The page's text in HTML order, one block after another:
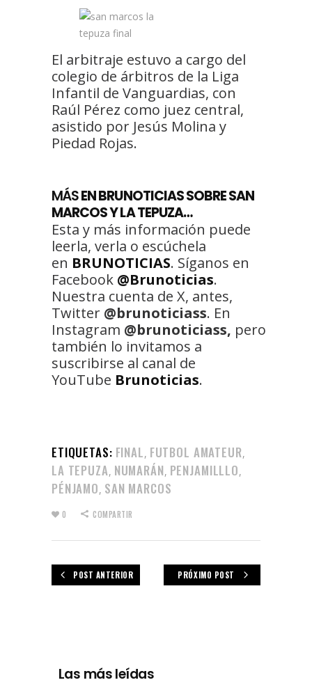
El arbitraje estuvo a cargo del
colegio de árbitros de la Liga
Infantil de Vanguardias, con
Raúl Pérez como juez central,
asistido por Jesús Molina y
Piedad Rojas.
MÁSEN BRUNOTICIAS SOBRE SAN
MARCOS Y LA TEPUZA…
Esta y más información puede
leerla, verla o escúchela
en BRUNOTICIAS. Síganos en
Facebook @Brunoticias.
Nuestra cuenta de X, antes,
Twitter @brunoticiass. En
Instagram @brunoticiass, pero
también lo invitamos a
suscribirse al canal de
YouTube Brunoticias.
ETIQUETAS: FINAL, FUTBOL AMATEUR,
LA TEPUZA, NUMARÁN, PENJAMILLLO,
PÉNJAMO, SAN MARCOS
0 COMPARTIR
POST ANTERIOR PRÓXIMO POST
Las más leídas